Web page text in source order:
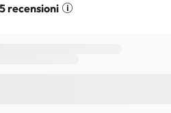
recensioni